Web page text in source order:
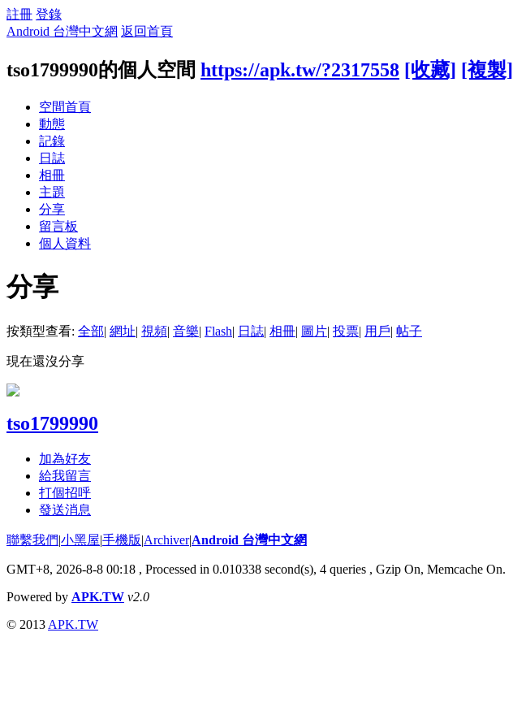
註冊 登錄
Android 台灣中文網 返回首頁
tso1799990的個人空間 https://apk.tw/?2317558 [收藏] [複製]
空間首頁
動態
記錄
日誌
相冊
主題
分享
留言板
個人資料
分享
按類型查看: 全部| 網址| 視頻| 音樂| Flash| 日誌| 相冊| 圖片| 投票| 用戶| 帖子
現在還沒分享
tso1799990
加為好友
給我留言
打個招呼
發送消息
聯繫我們|小黑屋|手機版|Archiver|Android 台灣中文網
GMT+8, 2026-8-8 00:18 , Processed in 0.010338 second(s), 4 queries , Gzip On, Memcache On.
Powered by APK.TW v2.0
© 2013 APK.TW